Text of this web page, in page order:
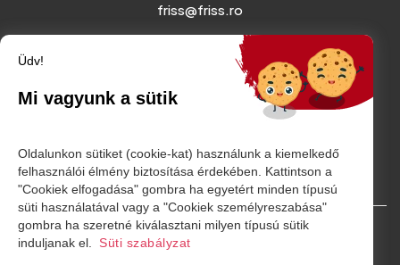
friss@friss.ro
© Minden jog fenntartva. 2026
Üdv!
Mi vagyunk a sütik
Oldalunkon sütiket (cookie-kat) használunk a kiemelkedő
felhasználói élmény biztosítása érdekében. Kattintson a
"Cookiek elfogadása" gombra ha egyetért minden típusú
süti használatával vagy a "Cookiek személyreszabása"
gombra ha szeretné kiválasztani milyen típusú sütik
induljanak el.
Süti szabályzat